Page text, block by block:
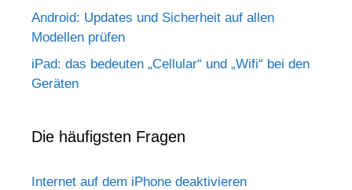
Android: Updates und Sicherheit auf allen
Modellen prüfen
iPad: das bedeuten „Cellular“ und „Wifi“ bei den
Geräten
Die häufigsten Fragen
Internet auf dem iPhone deaktivieren